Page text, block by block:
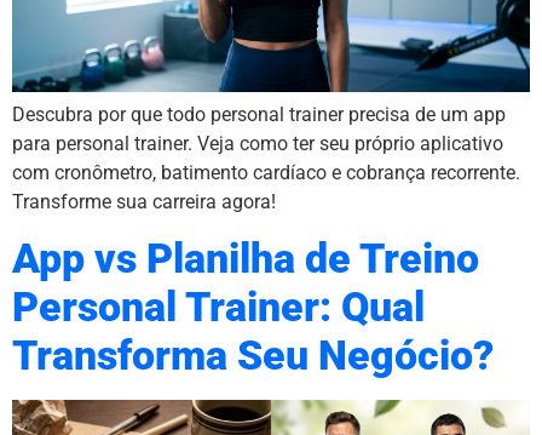
Descubra por que todo personal trainer precisa de um app
para personal trainer. Veja como ter seu próprio aplicativo
com cronômetro, batimento cardíaco e cobrança recorrente.
Transforme sua carreira agora!
App vs Planilha de Treino
Personal Trainer: Qual
Transforma Seu Negócio?